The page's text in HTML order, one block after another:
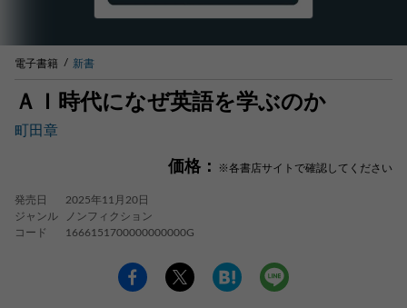
電子書籍 新書
ＡＩ時代になぜ英語を学ぶのか
町田章
価格： ※各書店サイトで確認してください
発売日
2025年11月20日
ジャンル
ノンフィクション
コード
1666151700000000000G